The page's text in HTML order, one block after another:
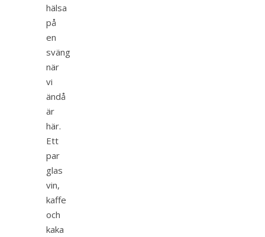
hälsa
på
en
sväng
när
vi
ändå
är
här.
Ett
par
glas
vin,
kaffe
och
kaka